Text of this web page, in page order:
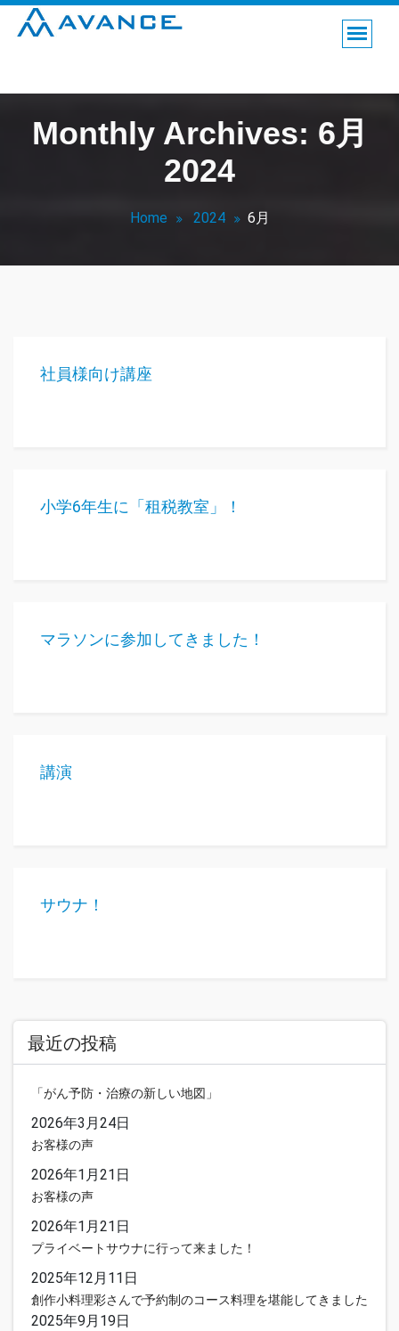
Monthly Archives: 6月
2024
Home 2024 6月
社員様向け講座
小学6年生に「租税教室」！
マラソンに参加してきました！
講演
サウナ！
最近の投稿
「がん予防・治療の新しい地図」
2026年3月24日
お客様の声
2026年1月21日
お客様の声
2026年1月21日
プライベートサウナに行って来ました！
2025年12月11日
創作小料理彩さんで予約制のコース料理を堪能してきました
2025年9月19日